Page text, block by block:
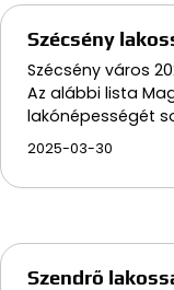
Szécsény
Szécsény város
Az alábbi lista
lakónépességét
2025-03-30
Szendrő